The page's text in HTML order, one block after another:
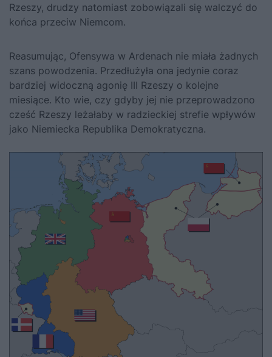
Rzeszy, drudzy natomiast zobowiązali się walczyć do
końca przeciw Niemcom.
Reasumując, Ofensywa w Ardenach nie miała żadnych
szans powodzenia. Przedłużyła ona jedynie coraz
bardziej widoczną agonię III Rzeszy o kolejne
miesiące. Kto wie, czy gdyby jej nie przeprowadzono
cześć Rzeszy leżałaby w radzieckiej strefie wpływów
jako Niemiecka Republika Demokratyczna.